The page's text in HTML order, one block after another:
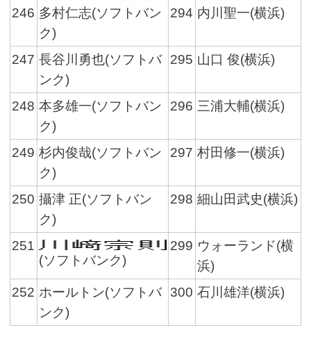
246 多村仁志(ソフトバン
ク)
294 内川聖一(横浜)
247 長谷川勇也(ソフトバ
ンク)
295 山口 俊(横浜)
248 本多雄一(ソフトバン
ク)
296 三浦大輔(横浜)
249 杉内俊哉(ソフトバン
ク)
297 村田修一(横浜)
250 攝津 正(ソフトバン
ク)
298 細山田武史(横浜)
251
(ソフトバンク)
299 ウォーランド(横
浜)
252 ホールトン(ソフトバ
ンク)
300 石川雄洋(横浜)